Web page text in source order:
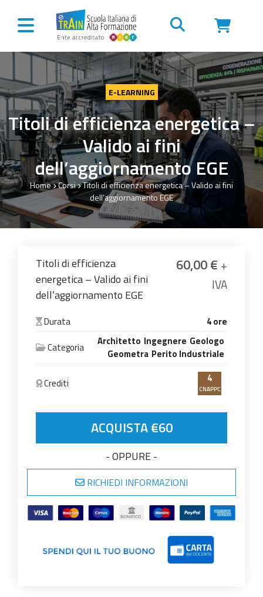
Vai al contenuto
E-LEARNING
Titoli di efficienza energetica –
Valido ai fini
dell’aggiornamento EGE
Home Corsi Titoli di efficienza energetica – Valido ai fini
dell’aggiornamento EGE
Titoli di efficienza
energetica – Valido ai fini
dell’aggiornamento EGE
60,00€ +
IVA
Durata
4 ore
Categoria
Architetto Ingegnere Geologo
Geometra Perito Industriale
Crediti 4
CNAPPC
Titoli di efficienza energetica - Valido ai fini
ACQUISTA €60
- OPPURE -
RICHIEDI INFORMAZIONI